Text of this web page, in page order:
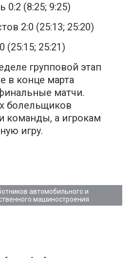
(8:25; 9:25)
2:0 (25:13; 25:20)
25:21)
групповой этап
в конце марта
матчи.
болельщиков
команды, а игрокам
игру.
автомобильного и
машиностроения